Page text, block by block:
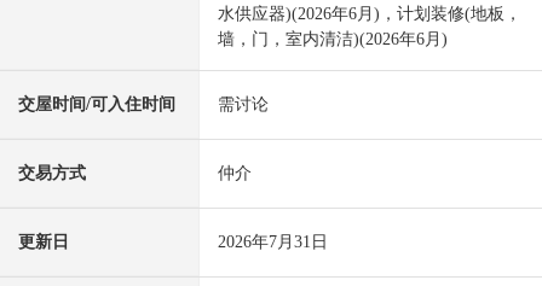
水供应器)(2026年6月)，计划装修(地板，
墙，门，室内清洁)(2026年6月)
交屋时间/可入住时间 需讨论
交易方式 仲介
更新日 2026年7月31日